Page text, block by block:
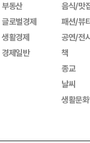
부동산
글로벌경제
생활경제
경제일반
음식/맛
패션/뷰
공연/전
책
종교
날씨
생활문